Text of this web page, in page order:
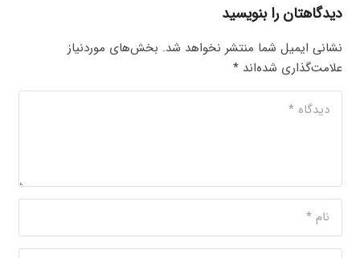
دیدگاهتان را بنویسید
نشانی ایمیل شما منتشر نخواهد شد. بخش‌های موردنیاز
علامت‌گذاری شده‌اند*